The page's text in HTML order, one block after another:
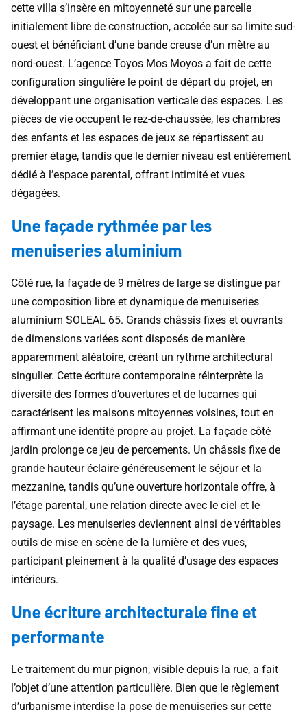
cette villa s’insère en mitoyenneté sur une parcelle
initialement libre de construction, accolée sur sa limite sud-
ouest et bénéficiant d’une bande creuse d’un mètre au
nord-ouest. L’agence Toyos Mos Moyos a fait de cette
configuration singulière le point de départ du projet, en
développant une organisation verticale des espaces. Les
pièces de vie occupent le rez-de-chaussée, les chambres
des enfants et les espaces de jeux se répartissent au
premier étage, tandis que le dernier niveau est entièrement
dédié à l’espace parental, offrant intimité et vues
dégagées.
Une façade rythmée par les
menuiseries aluminium
Côté rue, la façade de 9 mètres de large se distingue par
une composition libre et dynamique de menuiseries
aluminium SOLEAL 65. Grands châssis fixes et ouvrants
de dimensions variées sont disposés de manière
apparemment aléatoire, créant un rythme architectural
singulier. Cette écriture contemporaine réinterprète la
diversité des formes d’ouvertures et de lucarnes qui
caractérisent les maisons mitoyennes voisines, tout en
affirmant une identité propre au projet. La façade côté
jardin prolonge ce jeu de percements. Un châssis fixe de
grande hauteur éclaire généreusement le séjour et la
mezzanine, tandis qu’une ouverture horizontale offre, à
l’étage parental, une relation directe avec le ciel et le
paysage. Les menuiseries deviennent ainsi de véritables
outils de mise en scène de la lumière et des vues,
participant pleinement à la qualité d’usage des espaces
intérieurs.
Une écriture architecturale fine et
performante
Le traitement du mur pignon, visible depuis la rue, a fait
l’objet d’une attention particulière. Bien que le règlement
d’urbanisme interdise la pose de menuiseries sur cette